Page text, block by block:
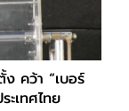
คว้า “เบอร์
เทศไทย